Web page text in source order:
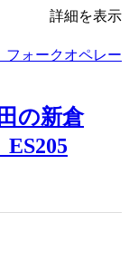
詳細を表示
の新倉